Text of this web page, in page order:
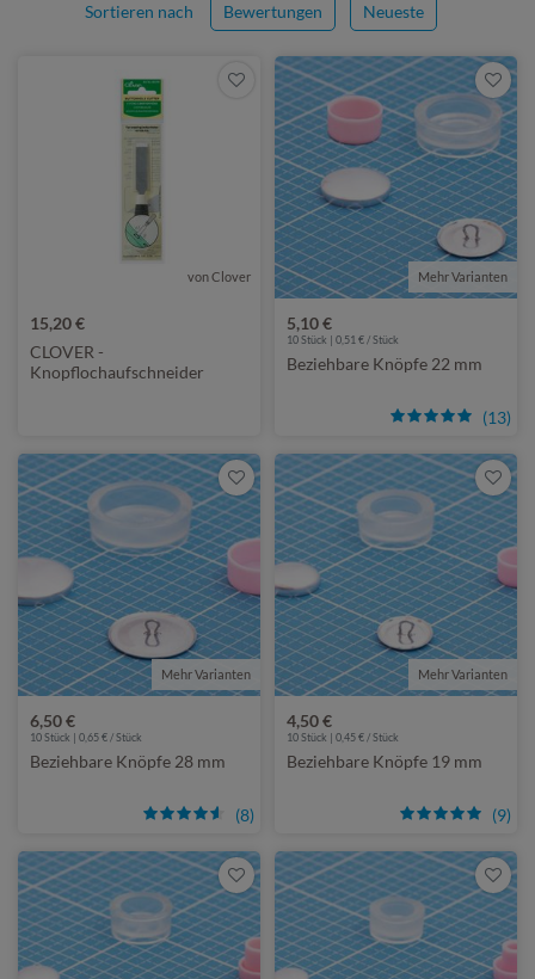
Sortieren nach Bewertungen Neueste
von Clover
15,20 €
CLOVER -
Knopflochaufschneider
Mehr Varianten
5,10 €
(13)
10 Stück | 0,51 € / Stück
Beziehbare Knöpfe 22 mm
Mehr Varianten
6,50 €
(8)
10 Stück | 0,65 € / Stück
Beziehbare Knöpfe 28 mm
Mehr Varianten
4,50 €
(9)
10 Stück | 0,45 € / Stück
Beziehbare Knöpfe 19 mm